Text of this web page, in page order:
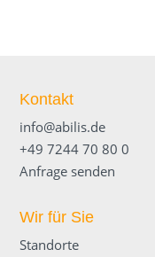
Kontakt
info@abilis.de
+49 7244 70 80 0
Anfrage senden
Wir für Sie
Standorte